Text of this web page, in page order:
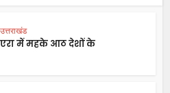
उत्तराखंड
एरा में महके आठ देशों के